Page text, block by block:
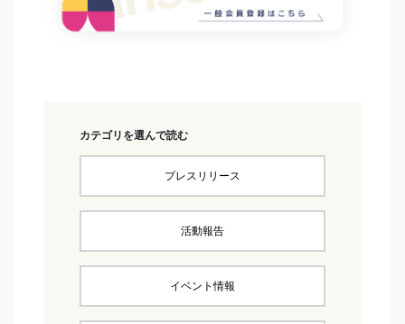
カテゴリを選んで読む
プレスリリース
活動報告
イベント情報